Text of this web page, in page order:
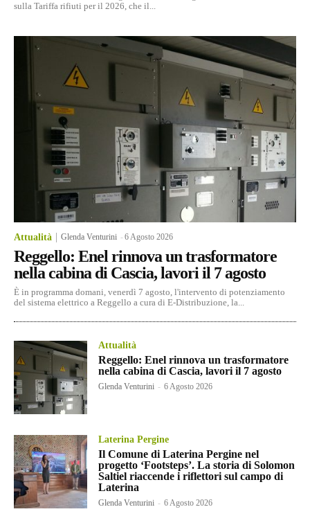
sulla Tariffa rifiuti per il 2026, che il...
Attualità Glenda Venturini -6 Agosto 2026
Reggello: Enel rinnova un trasformatore
nella cabina di Cascia, lavori il 7 agosto
È in programma domani, venerdì 7 agosto, l'intervento di potenziamento
del sistema elettrico a Reggello a cura di E-Distribuzione, la...
Attualità
Reggello: Enel rinnova un trasformatore
nella cabina di Cascia, lavori il 7 agosto
Glenda Venturini - 6 Agosto 2026
Laterina Pergine
Il Comune di Laterina Pergine nel
progetto ‘Footsteps’. La storia di Solomon
Saltiel riaccende i riflettori sul campo di
Laterina
Glenda Venturini - 6 Agosto 2026